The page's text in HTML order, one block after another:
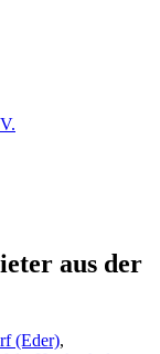
aus der
(Eder),